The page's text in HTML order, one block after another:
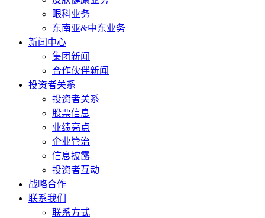
眼科业务
东南亚&中东业务
新闻中心
集团新闻
合作伙伴新闻
投资者关系
投资者关系
股票信息
业绩亮点
企业管治
信息披露
投资者互动
战略合作
联系我们
联系方式